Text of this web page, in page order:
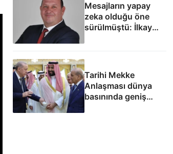
Mesajların yapay
zeka olduğu öne
sürülmüştü: İlkay
Tarihi Mekke
Anlaşması dünya
basınında geniş
yankı uyandırdı